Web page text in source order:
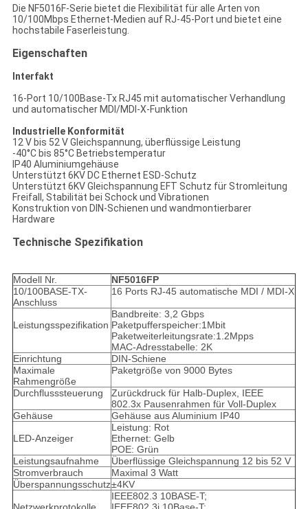
Die NF5016F-Serie bietet die Flexibilität für alle Arten von
10/100Mbps Ethernet-Medien auf RJ-45-Port und bietet eine
hochstabile Faserleistung.
Eigenschaften
Interfakt
16-Port 10/100Base-Tx RJ45 mit automatischer Verhandlung
und automatischer MDI/MDI-X-Funktion
Industrielle Konformität
12 V bis 52 V Gleichspannung, überflüssige Leistung
-40°C bis 85°C Betriebstemperatur
IP40 Aluminiumgehäuse
Unterstützt 6KV DC Ethernet ESD-Schutz
Unterstützt 6KV Gleichspannung EFT Schutz für Stromleitung
Freifall, Stabilität bei Schock und Vibrationen
Konstruktion von DIN-Schienen und wandmontierbarer
Hardware
Technische Spezifikation
Modell Nr.
NF5016FP
10/100BASE-TX-
Anschluss
16 Ports RJ-45 automatische MDI / MDI-X
Leistungsspezifikation
Bandbreite: 3,2 Gbps
Paketpufferspeicher:1Mbit
Paketweiterleitungsrate:1.2Mpps
MAC-Adresstabelle: 2K
Einrichtung
DIN-Schiene
Maximale
Rahmengröße
Paketgröße von 9000 Bytes
Durchflusssteuerung
Zurückdruck für Halb-Duplex, IEEE
802.3x Pausenrahmen für Voll-Duplex
Gehäuse
Gehäuse aus Aluminium IP40
LED-Anzeiger
Leistung: Rot
Ethernet: Gelb
POE: Grün
Leistungsaufnahme
Überflüssige Gleichspannung 12 bis 52 V
Stromverbrauch
Maximal 3 Watt
Überspannungsschutz±4KV
IEEE802.3 10BASE-T;